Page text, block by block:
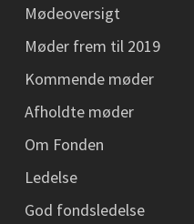
Mødeoversigt
Møder frem til 2019
Kommende møder
Afholdte møder
Om Fonden
Ledelse
God fondsledelse